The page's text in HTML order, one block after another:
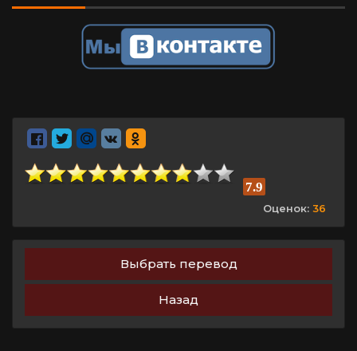
7.9
Оценок: 36
Выбрать перевод
Назад